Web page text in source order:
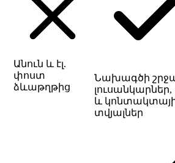
Անուն և էլ.
փոստ
ձևաթղթից
Նախագծի
լուսանկարներ,
և
տվյալներ